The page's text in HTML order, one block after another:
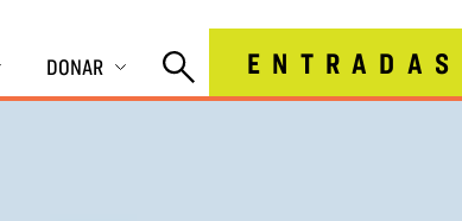
DONAR ENTRADAS